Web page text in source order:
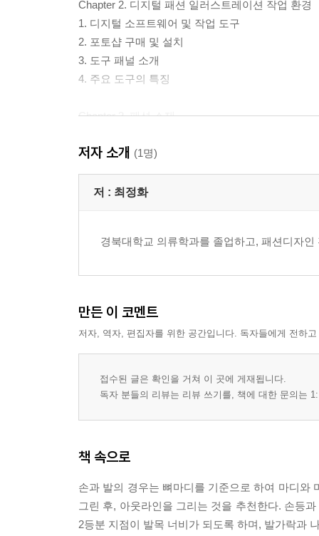
Chapter 2. 디지털 패션 일러스트레이션 작업 환경
1. 디지털 소프트웨어 및 작업 도구
2. 포토샵 구매 및 설치
3. 도구 패널 소개
4. 주요 도구의 특징
Chapter 3. 패션 소재
2. 주름 형태
Chapter 4. 패션 페이스 & 헤어 컬러링
1. 울(Wool) 소재
5. 무스탕(Shearling) 소재
6. 퍼(Fur) 소재
Chapter 6. 고반사 소재 컬러링
1. 실크(Silk) 소재
4. 에나멜(Enamel-coated leather) 소재
5. 시퀸(Sequin) 소재
6. 패딩(Padding) 소재
저자 소개 (1명)
저 : 최정화
경북대학교 의류학과를 졸업하고, 패션디자
만든 이 코멘트
저자, 역자, 편집자를 위한 공간입니다. 독자들에게 전하
접수된 글은 확인을 거쳐 이 곳에 게재됩니다.
독자 분들의 리뷰는 리뷰 쓰기를, 책에 대한 문의는
책 속으로
손과 발의 경우는 뼈마디를 기준으로 하여 마디와
그린 후, 아웃라인을 그리는 것을 추천한다. 손등
2등분 지점이 발목 너비가 되도록 하며, 발가락과